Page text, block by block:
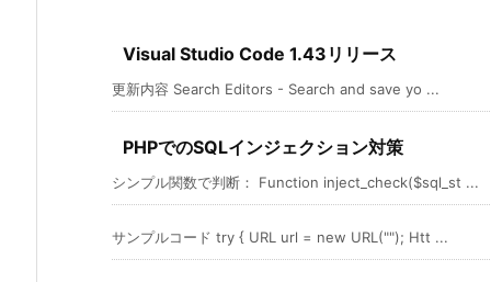
Visual Studio Code 1.43リリース
更新内容 Search Editors - Search and save yo ...
PHPでのSQLインジェクション対策
シンプル関数で判断： Function inject_check($sql_st ...
サンプルコード try { URL url = new URL(""); Htt ...